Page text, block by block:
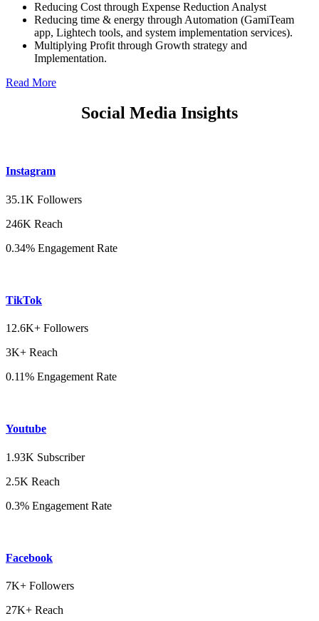
Reducing Cost through Expense Reduction Analyst
Reducing time & energy through Automation (GamiTeam
app, Lightech tools, and system implementation services).
Multiplying Profit through Growth strategy and
Implementation.
Read More
Social Media Insights
Instagram
35.1K Followers
246K Reach
0.34% Engagement Rate
TikTok
12.6K+ Followers
3K+ Reach
0.11% Engagement Rate
Youtube
1.93K Subscriber
2.5K Reach
0.3% Engagement Rate
Facebook
7K+ Followers
27K+ Reach